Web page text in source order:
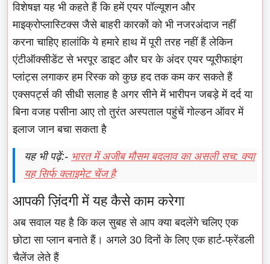
विशेषज्ञ यह भी कहते हैं कि हमें एयर पॉल्यूशन और
माइक्रोप्लास्टिक्स जैसे बाहरी कारकों को भी नजरअंदाज नहीं
करना चाहिए हालांकि ये हमारे हाथ में पूरी तरह नहीं हैं लेकिन
एंटीऑक्सीडेंट से भरपूर डाइट और घर के अंदर एयर प्यूरीफाइंग
प्लांट्स लगाकर हम रिस्क को कुछ हद तक कम कर सकते हैं
एक्सपर्ट्स की सीधी सलाह है अगर सीने में भारीपन जबड़े में दर्द या
बिना वजह पसीना आए तो तुरंत अस्पताल पहुंचें गोल्डन ऑवर में
इलाज जान बचा सकता है
यह भी पढ़ें:- भारत में अजीब मौसम बदलाव का असली सच: क्या
यह सिर्फ क्लाइमेट चेंज है
आपकी ज़िंदगी में यह कैसे काम करेगा
अब सवाल यह है कि कल सुबह से आप क्या बदलेंगे चलिए एक
छोटा सा प्लान बनाते हैं। अगले 30 दिनों के लिए एक हार्ट-फ्रेंडली
चैलेंज लेते हैं